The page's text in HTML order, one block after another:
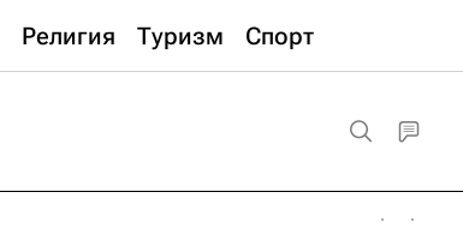
Религия Туризм Спорт